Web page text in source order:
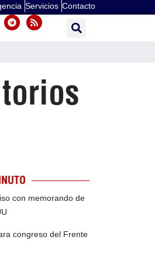
Servicios Contacto
con memorando de
congreso del Frente